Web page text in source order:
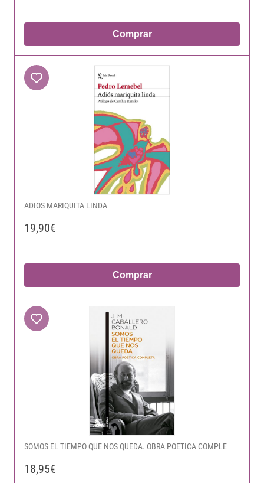
Comprar
ADIOS MARIQUITA LINDA
19,90€
Comprar
SOMOS EL TIEMPO QUE NOS QUEDA. OBRA POETICA COMPLE
18,95€